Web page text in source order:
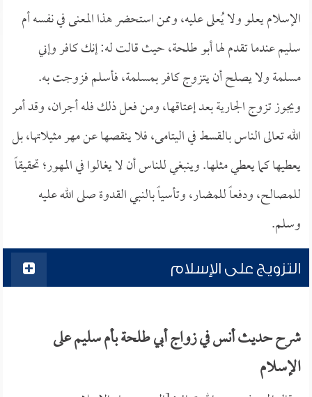
الإسلام يعلو ولا يُعلى عليه، وممن استحضر هذا المعنى في نفسه أم
سليم عندما تقدم لها أبو طلحة، حيث قالت له: إنك كافر وإني
مسلمة ولا يصلح أن يتزوج كافر بمسلمة، فأسلم فزوجت به.
ويجوز تزوج الجارية بعد إعتاقها، ومن فعل ذلك فله أجران، وقد أمر
الله تعالى الناس بالقسط في اليتامى، فلا ينقصها عن مهر مثيلاتها، بل
يعطيها كما يعطي مثلها. وينبغي للناس أن لا يغالوا في المهور؛ تحقيقاً
للمصالح، ودفعاً للمضار، وتأسياً بالنبي القدوة صلى الله عليه
وسلم.
التزويج على الإسلام
شرح حديث أنس في زواج أبي طلحة بأم سليم على
الإسلام